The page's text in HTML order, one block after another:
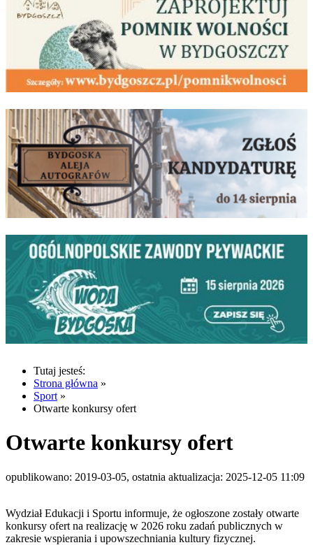
Tutaj jesteś:
Strona główna »
Sport »
Otwarte konkursy ofert
Otwarte konkursy ofert
opublikowano: 2019-03-05, ostatnia aktualizacja: 2025-12-05 11:09
Wydział Edukacji i Sportu informuje, że ogłoszone zostały otwarte
konkursy ofert na realizację w 2026 roku zadań publicznych w
zakresie wspierania i upowszechniania kultury fizycznej.